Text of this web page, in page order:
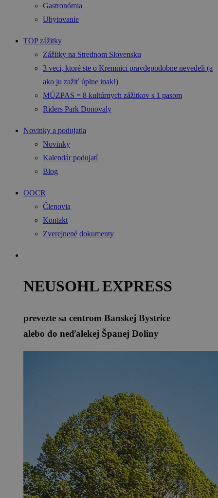
Gastronómia
Ubytovanie
TOP zážitky
Zážitky na Strednom Slovensku
3 veci, ktoré ste o Kremnici pravdepodobne nevedeli (a
ako ju zažiť úplne inak!)
MÚZPAS = 8 kultúrnych zážitkov s 1 pasom
Riders Park Donovaly
Novinky a podujatia
Novinky
Kalendár podujatí
Blog
OOCR
Členovia
Kontakt
Zverejnené dokumenty
NEUSOHL EXPRESS
prevezte sa centrom Banskej Bystrice
alebo do neďalekej Španej Doliny